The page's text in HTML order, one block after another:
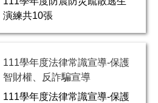
演練共10張
111學年度法律常識宣導-保護
智財權、反詐騙宣導
111學年度法律常識宣導-保護